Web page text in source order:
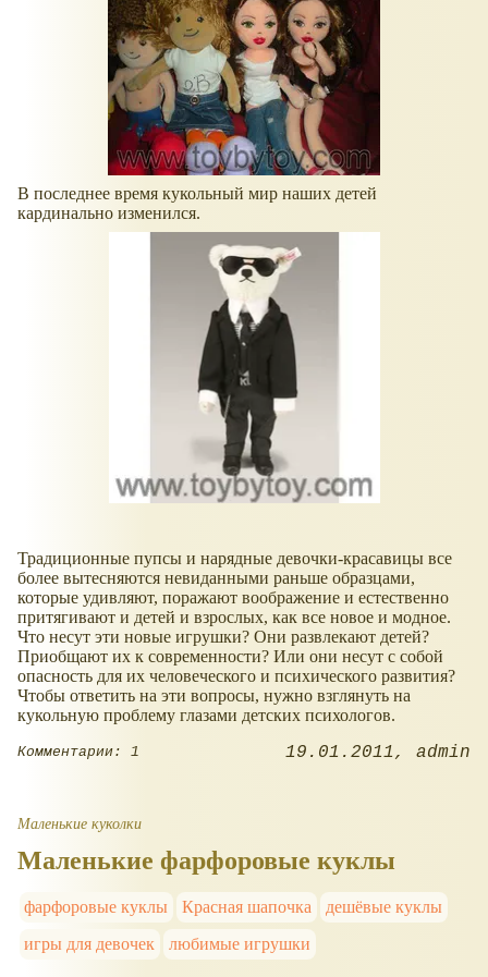
В последнее время кукольный мир наших детей
кардинально изменился.
Традиционные пупсы и нарядные девочки-красавицы все
более вытесняются невиданными раньше образцами,
которые удивляют, поражают воображение и естественно
притягивают и детей и взрослых, как все новое и модное.
Что несут эти новые игрушки? Они развлекают детей?
Приобщают их к современности? Или они несут с собой
опасность для их человеческого и психического развития?
Чтобы ответить на эти вопросы, нужно взглянуть на
кукольную проблему глазами детских психологов.
Комментарии: 1 19.01.2011 admin
Маленькие куколки
Маленькие фарфоровые куклы
фарфоровые куклы Красная шапочка
дешёвые куклы
игры для девочек
любимые игрушки